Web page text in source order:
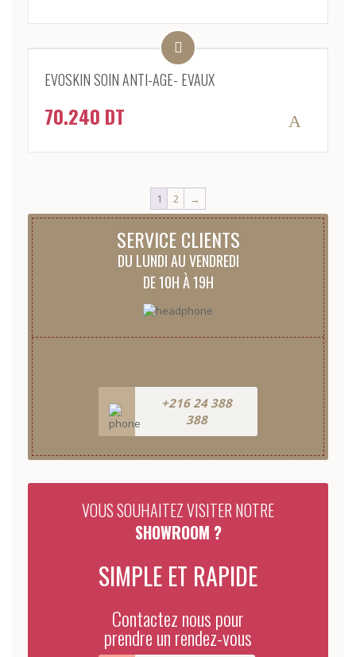
EVOSKIN SOIN ANTI-AGE- EVAUX
70.240 DT
1 2 →
SERVICE CLIENTS
DU LUNDI AU VENDREDI
DE 10H À 19H
+216 24 388
388
VOUS SOUHAITEZ VISITER NOTRE
SHOWROOM ?
SIMPLE ET RAPIDE
Contactez nous pour
prendre un rendez-vous